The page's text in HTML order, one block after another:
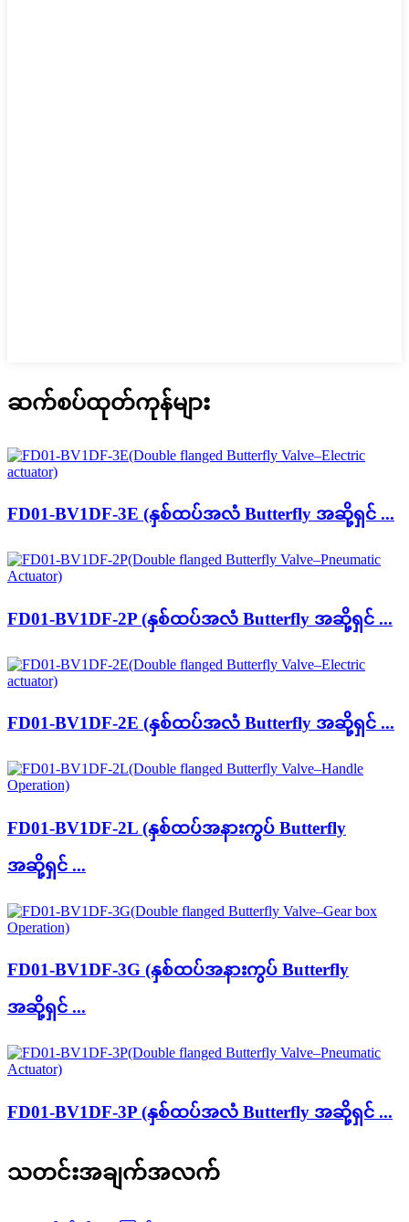
ဆက်စပ်ထုတ်ကုန်များ
FD01-BV1DF-3E (နှစ်ထပ်အလံ Butterfly အဆို့ရှင် ...
FD01-BV1DF-2P (နှစ်ထပ်အလံ Butterfly အဆို့ရှင် ...
FD01-BV1DF-2E (နှစ်ထပ်အလံ Butterfly အဆို့ရှင် ...
FD01-BV1DF-2L (နှစ်ထပ်အနားကွပ် Butterfly
အဆို့ရှင် ...
FD01-BV1DF-3G (နှစ်ထပ်အနားကွပ် Butterfly
အဆို့ရှင် ...
FD01-BV1DF-3P (နှစ်ထပ်အလံ Butterfly အဆို့ရှင် ...
သတင်းအချက်အလက်